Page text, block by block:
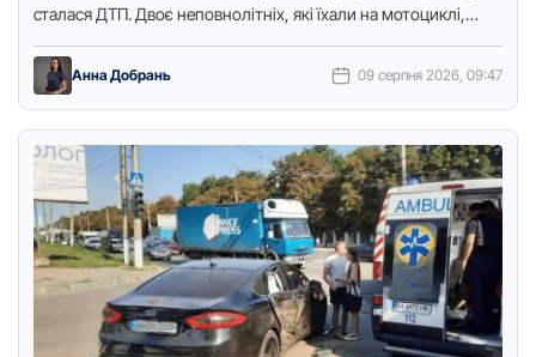
сталася ДТП. Двоє неповнолітніх, які їхали на мотоциклі,
Анна Добрань 09 серпня 2026, 09:47